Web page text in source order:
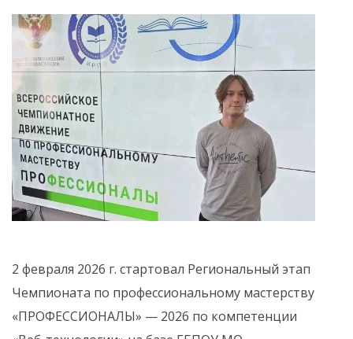
2 февраля 2026 г. стартовал Региональный этап
Чемпионата по профессиональному мастерству
«ПРОФЕССИОНАЛЫ» — 2026 по компетенции